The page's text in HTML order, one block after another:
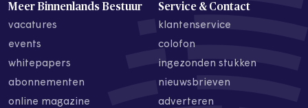
Meer Binnenlands Bestuur
vacatures
events
whitepapers
abonnementen
online magazine
Service & Contact
klantenservice
colofon
ingezonden stukken
nieuwsbrieven
adverteren